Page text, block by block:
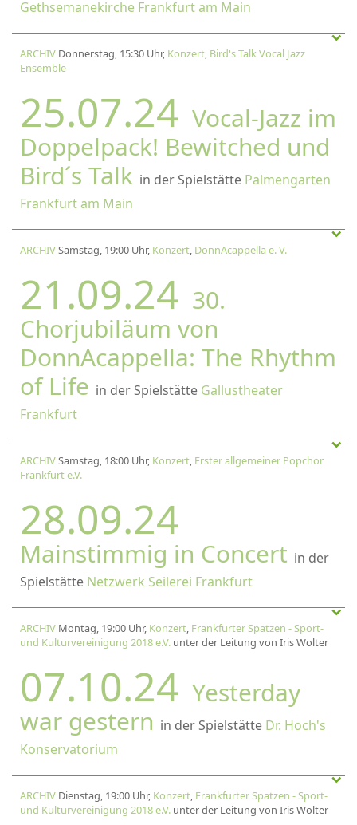
Gethsemanekirche Frankfurt am Main
ARCHIV Donnerstag, 15:30 Uhr, Konzert, Bird's Talk Vocal Jazz
Ensemble
25.07.24 Vocal-Jazz im
Doppelpack! Bewitched und
Bird´s Talk in der Spielstätte Palmengarten
Frankfurt am Main
ARCHIVSamstag, 19:00 Uhr, Konzert, DonnAcappella e. V.
21.09.24 30.
Chorjubiläum von
DonnAcappella: The Rhythm
of Life in der Spielstätte Gallustheater
Frankfurt
ARCHIVSamstag, 18:00 Uhr, Konzert, Erster allgemeiner Popchor
Frankfurt e.V.
28.09.24
Mainstimmig in Concert in der
Spielstätte Netzwerk Seilerei Frankfurt
ARCHIV Montag, 19:00 Uhr, Konzert, Frankfurter Spatzen - Sport-
und Kulturvereinigung 2018 e.V. unter der Leitung von Iris Wolter
07.10.24 Yesterday
war gestern in der Spielstätte Dr. Hoch's
Konservatorium
ARCHIV Dienstag, 19:00 Uhr, Konzert, Frankfurter Spatzen - Sport-
und Kulturvereinigung 2018 e.V. unter der Leitung von Iris Wolter